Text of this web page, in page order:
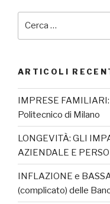
ARTICOLI
IMPRESE
Politecnico di Milano
LONGEVITÀ: GLI
AZIENDALE E
INFLAZIONE e
(complicato) delle